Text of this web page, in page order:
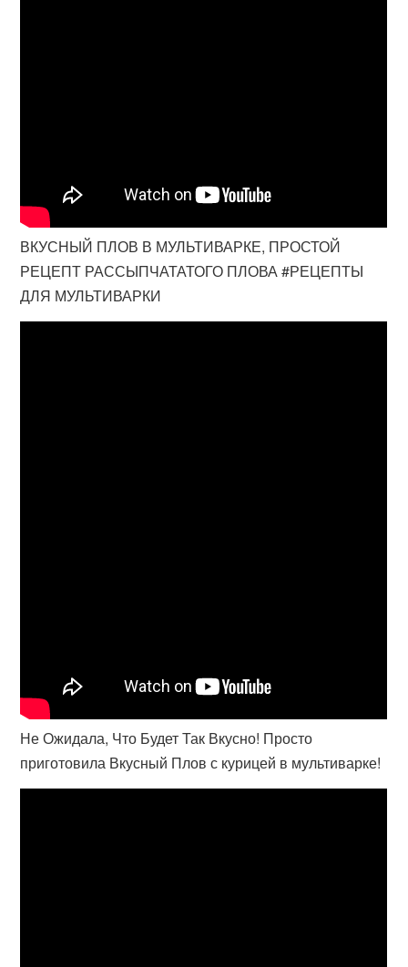
ВКУСНЫЙ ПЛОВ В МУЛЬТИВАРКЕ, ПРОСТОЙ
РЕЦЕПТ РАССЫПЧАТАТОГО ПЛОВА #РЕЦЕПТЫ
ДЛЯ МУЛЬТИВАРКИ
Не Ожидала, Что Будет Так Вкусно! Просто
приготовила Вкусный Плов с курицей в мультиварке!